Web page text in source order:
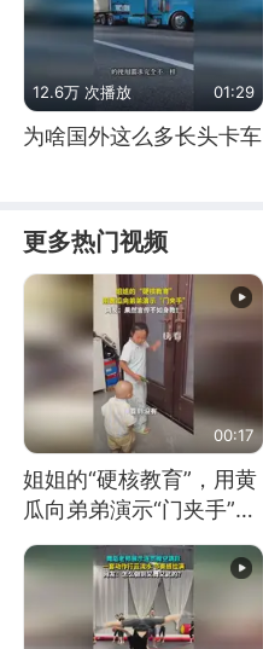
12.6万 次播放 01:29
为啥国外这么多长头卡车
更多热门视频
00:17
姐姐的“硬核教育”，用黄
瓜向弟弟演示“门夹手”，
网友：果然言传不如身
教！